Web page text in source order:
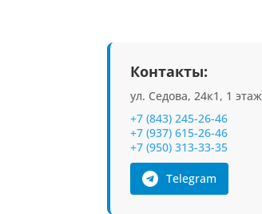
Контакты:
ул. Седова, 24к1, 1 этаж
+7 (843) 245-26-46
+7 (937) 615-26-46
+7 (950) 313-33-35
Telegram